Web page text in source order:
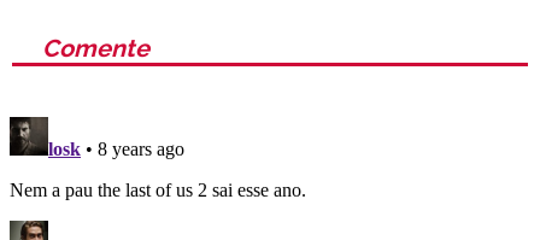
Comente